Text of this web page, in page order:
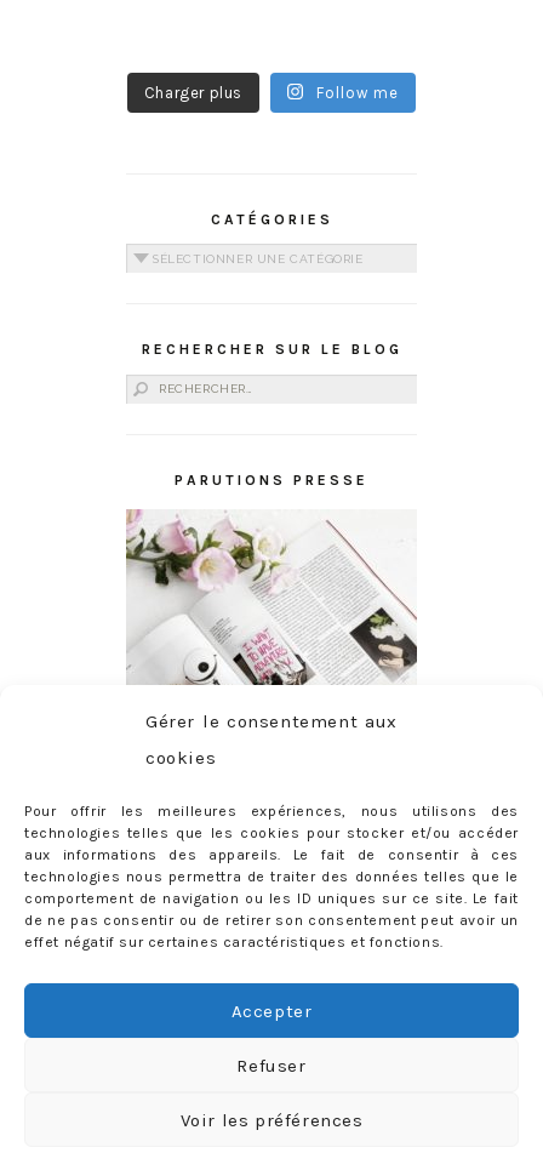
Gérer le consentement aux
cookies
Pour offrir les meilleures expériences, nous utilisons des
technologies telles que les cookies pour stocker et/ou accéder
aux informations des appareils. Le fait de consentir à ces
technologies nous permettra de traiter des données telles que le
comportement de navigation ou les ID uniques sur ce site. Le fait
de ne pas consentir ou de retirer son consentement peut avoir un
effet négatif sur certaines caractéristiques et fonctions.
Accepter
Refuser
Voir les préférences
Charger plus Follow me
CATÉGORIES
Catégories
RECHERCHER SUR LE BLOG
Rechercher :
PARUTIONS PRESSE
ABONNEMENT
Adresse
Rejoignez les 398 autres abonnés